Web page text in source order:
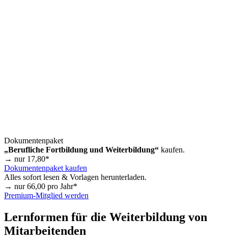
Dokumentenpaket
„Berufliche Fortbildung und Weiterbildung“ kaufen.
→ nur 17,80*
Dokumentenpaket kaufen
Alles sofort lesen & Vorlagen herunterladen.
→ nur66,00 pro Jahr*
Premium-Mitglied werden
Lernformen für die Weiterbildung von
Mitarbeitenden